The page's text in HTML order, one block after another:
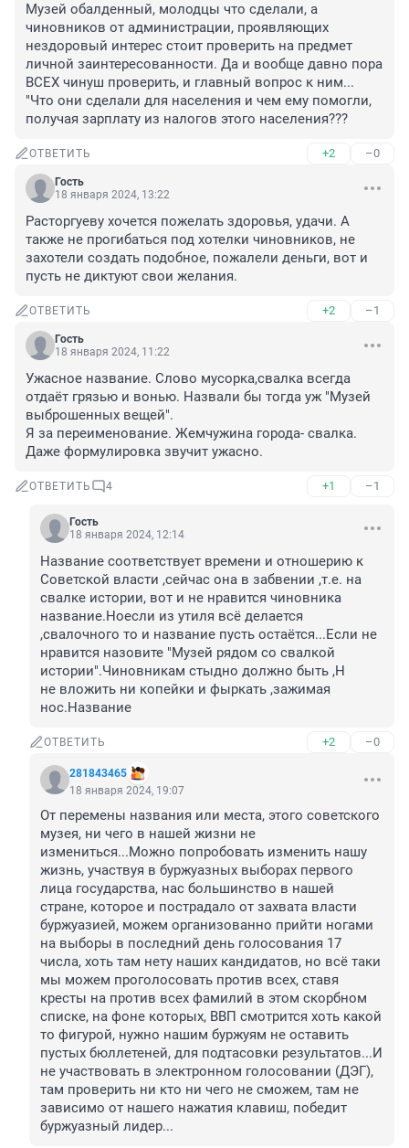
Музей обалденный, молодцы что сделали, а
чиновников от администрации, проявляющих
нездоровый интерес стоит проверить на предмет
личной заинтересованности. Да и вообще давно пора
ВСЕХ чинуш проверить, и главный вопрос к ним...
"Что они сделали для населения и чем ему помогли,
получая зарплату из налогов этого населения???
ОТВЕТИТЬ +2 –0
Гость
18 января 2024, 13:22
Расторгуеву хочется пожелать здоровья, удачи. А
также не прогибаться под хотелки чиновников, не
захотели создать подобное, пожалели деньги, вот и
пусть не диктуют свои желания.
ОТВЕТИТЬ +2 –1
Гость
18 января 2024, 11:22
Ужасное название. Слово мусорка,свалка всегда
отдаёт грязью и вонью. Назвали бы тогда уж "Музей
выброшенных вещей".
Я за переименование. Жемчужина города- свалка.
Даже формулировка звучит ужасно.
ОТВЕТИТЬ 4 +1 –1
Гость
18 января 2024, 12:14
Название соответствует времени и отношерию к
Советской власти ,сейчас она в забвении ,т.е. на
свалке истории, вот и не нравится чиновника
название.Ноесли из утиля всё делается
,свалочного то и название пусть остаётся...Если не
нравится назовите "Музей рядом со свалкой
истории".Чиновникам стыдно должно быть ,Н
не вложить ни копейки и фыркать ,зажимая
нос.Название
ОТВЕТИТЬ +2 –0
281843465
18 января 2024, 19:07
От перемены названия или места, этого советского
музея, ни чего в нашей жизни не
измениться...Можно попробовать изменить нашу
жизнь, участвуя в буржуазных выборах первого
лица государства, нас большинство в нашей
стране, которое и пострадало от захвата власти
буржуазией, можем организованно прийти ногами
на выборы в последний день голосования 17
числа, хоть там нету наших кандидатов, но всё таки
мы можем проголосовать против всех, ставя
кресты на против всех фамилий в этом скорбном
списке, на фоне которых, ВВП смотрится хоть какой
то фигурой, нужно нашим буржуям не оставить
пустых бюллетеней, для подтасовки результатов...И
не участвовать в электронном голосовании (ДЭГ),
там проверить ни кто ни чего не сможем, там не
зависимо от нашего нажатия клавиш, победит
буржуазный лидер...